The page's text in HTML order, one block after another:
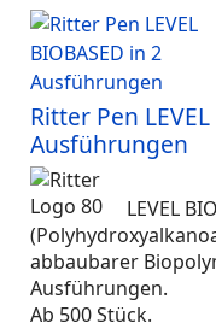
Ritter Pen
Ausführungen
LEVEL
(
abbaubarer
Ausführungen.
Ab 500 Stück.